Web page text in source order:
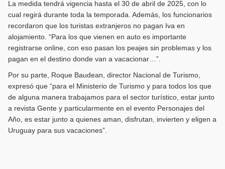
La medida tendrá vigencia hasta el 30 de abril de 2025, con lo
cual regirá durante toda la temporada. Además, los funcionarios
recordaron que los turistas extranjeros no pagan Iva en
alojamiento. “Para los que vienen en auto es importante
registrarse online, con eso pasan los peajes sin problemas y los
pagan en el destino donde van a vacacionar…”.
Por su parte, Roque Baudean, director Nacional de Turismo,
expresó que “para el Ministerio de Turismo y para todos los que
de alguna manera trabajamos para el sector turístico, estar junto
a revista Gente y particularmente en el evento Personajes del
Año, es estar junto a quienes aman, disfrutan, invierten y eligen a
Uruguay para sus vacaciones”.